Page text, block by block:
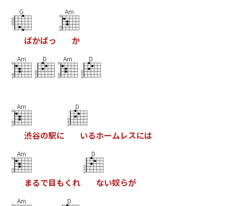
G
ばかばっ
Am
か
Am D Am D
Am
渋谷の駅に
D
いるホームレスには
Am
まるで目もく れ
D
ない奴らが
Am D